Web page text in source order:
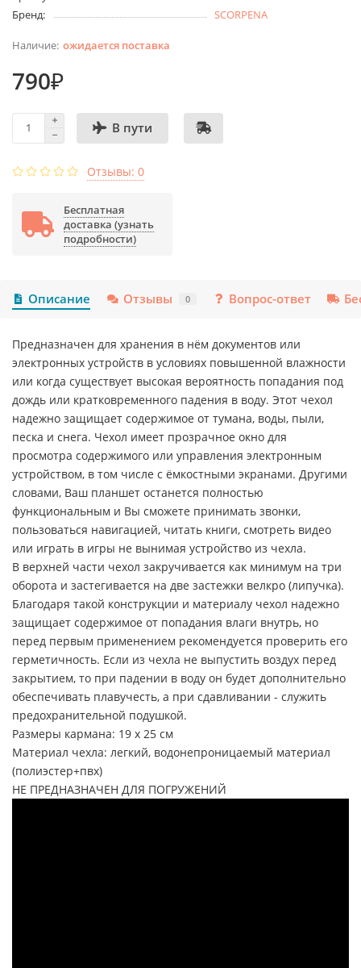
Бренд:
SCORPENA
ожидается поставка
790₽
В пути
Отзывы: 0
Бесплатная
доставка (узнать
подробности)
Описание Отзывы 0 Вопрос-ответ
Предназначен для хранения в нём документов или
электронных устройств в условиях повышенной влажности
или когда существует высокая вероятность попадания под
дождь или кратковременного падения в воду. Этот чехол
надежно защищает содержимое от тумана, воды, пыли,
песка и снега. Чехол имеет прозрачное окно для
просмотра содержимого или управления электронным
устройством, в том числе с ёмкостными экранами. Другими
словами, Ваш планшет останется полностью
функциональным и Вы сможете принимать звонки,
пользоваться навигацией, читать книги, смотреть видео
или играть в игры не вынимая устройство из чехла.
В верхней части чехол закручивается как минимум на три
оборота и застегивается на две застежки велкро (липучка).
Благодаря такой конструкции и материалу чехол надежно
защищает содержимое от попадания влаги внутрь, но
перед первым применением рекомендуется проверить его
герметичность. Если из чехла не выпустить воздух перед
закрытием, то при падении в воду он будет дополнительно
обеспечивать плавучесть, а при сдавливании - служить
предохранительной подушкой.
Размеры кармана: 19 х 25 см
Материал чехла: легкий, водонепроницаемый материал
(полиэстер+пвх)
НЕ ПРЕДНАЗНАЧЕН ДЛЯ ПОГРУЖЕНИЙ